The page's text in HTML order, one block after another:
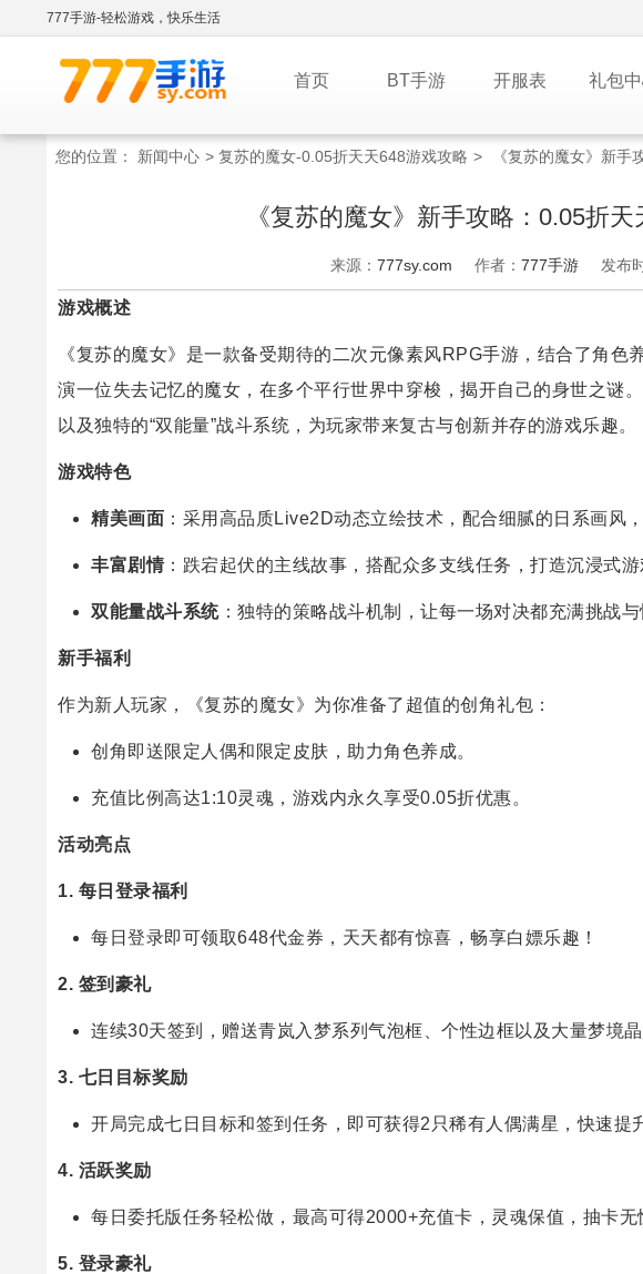
777手游-轻松游戏，快乐生活
首页 BT手游 开服表 礼包
您的位置： 新闻中心 > 复苏的魔女-0.05折天天648游戏攻略 > 《复苏的魔女》新手
《复苏的魔女》新手攻略：0.05折天
来源： 777sy.com 作者： 777手游 发布时
游戏概述
《复苏的魔女》是一款备受期待的二次元像素风RPG手游，结合了角
演一位失去记忆的魔女，在多个平行世界中穿梭，揭开自己的身世之谜
以及独特的“双能量”战斗系统，为玩家带来复古与创新并存的游戏乐趣。
游戏特色
精美画面 ：采用高品质Live2D动态立绘技术，配合细腻的日系画风
丰富剧情：跌宕起伏的主线故事，搭配众多支线任务，打造沉浸式游
双能量战斗系统：独特的策略战斗机制，让每一场对决都充满挑战与
新手福利
作为新人玩家，《复苏的魔女》为你准备了超值的创角礼包：
创角即送限定人偶和限定皮肤，助力角色养成。
充值比例高达1:10灵魂，游戏内永久享受0.05折优惠。
活动亮点
1. 每日登录福利
每日登录即可领取648代金券，天天都有惊喜，畅享白嫖乐趣！
2. 签到豪礼
连续30天签到，赠送青岚入梦系列气泡框、个性边框以及大量梦境晶
3. 七日目标奖励
开局完成七日目标和签到任务，即可获得2只稀有人偶满星，快速提
4. 活跃奖励
每日委托版任务轻松做，最高可得2000+充值卡，灵魂保值，抽卡无
5. 登录豪礼